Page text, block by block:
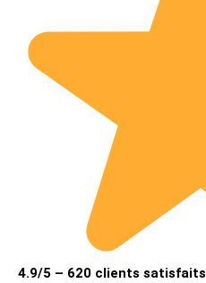
4.9/5 – 620 clients satisfaits